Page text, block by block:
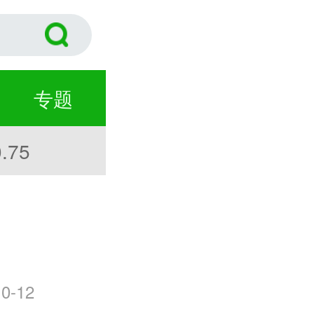
专题
12